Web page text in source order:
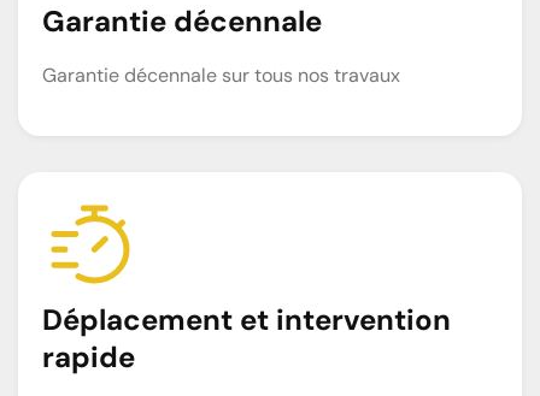
Garantie décennale
Garantie décennale sur tous nos travaux
Déplacement et intervention
rapide